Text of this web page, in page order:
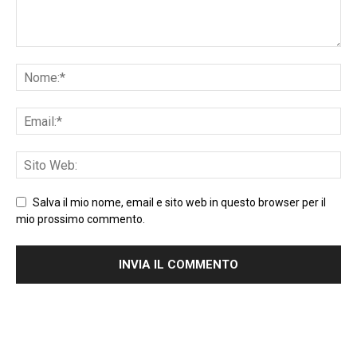
Da bevanda popolare a drink
Tra gli anni Settanta e Ottanta si assiste a un boom
industriale ed economico nel Veneto che diventa una
delle regioni più ricche d’Italia e lo Spritz da bevanda
popolare si trasforma in un drink. Lo Spritz diviene un
aperitivo molto popolare a Venezia (terra del Select), a
Padova (patria di Aperol) e nel resto del nord est. Lo si
l'Aperol e, in misura molto minore, col Cynar.
Salva il mio nome, email e sito web in questo browser per il
mio prossimo commento.